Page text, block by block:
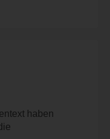
haben